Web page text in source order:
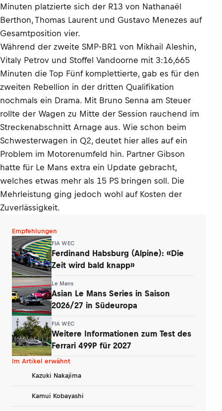
Minuten platzierte sich der R13 von Nathanaël
Berthon, Thomas Laurent und Gustavo Menezes auf
Gesamtposition vier.
Während der zweite SMP-BR1 von Mikhail Aleshin,
Vitaly Petrov und Stoffel Vandoorne mit 3:16,665
Minuten die Top Fünf komplettierte, gab es für den
zweiten Rebellion in der dritten Qualifikation
nochmals ein Drama. Mit Bruno Senna am Steuer
rollte der Wagen zu Mitte der Session rauchend im
Streckenabschnitt Arnage aus. Wie schon beim
Schwesterwagen in Q2, deutet hier alles auf ein
Problem im Motorenumfeld hin. Partner Gibson
hatte für Le Mans extra ein Update gebracht,
welches etwas mehr als 15 PS bringen soll. Die
Mehrleistung ging jedoch wohl auf Kosten der
Zuverlässigkeit.
Empfehlungen
FIA WEC
Ferdinand Habsburg (Alpine): «Die
Zeit wird bald knapp»
Le Mans
Asian Le Mans Series in Saison
2026/27 in Südeuropa
FIA WEC
Weitere Informationen zum Test des
Ferrari 499P für 2027
Im Artikel erwähnt
Kazuki Nakajima
Kamui Kobayashi